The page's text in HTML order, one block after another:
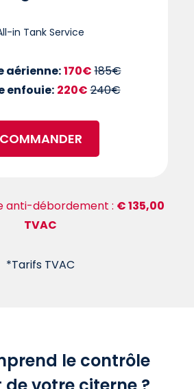
in Tank Service
aérienne:170€185€
enfouie: 220€240€
COMMANDER
anti-débordement : € 135,00
TVAC
*Tarifs TVAC
le contrôle